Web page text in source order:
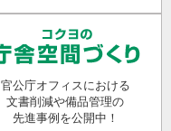
官公庁オフィスにおける
文書削減や備品管理の
先進事例を公開中！